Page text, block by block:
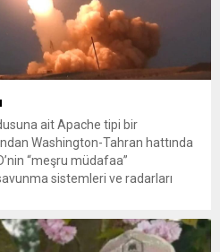
ait Apache tipi bir
Washington-Tahran hattında
“meşru müdafaa”
sistemleri ve radarları
yanıt verileceğini duyurdu....